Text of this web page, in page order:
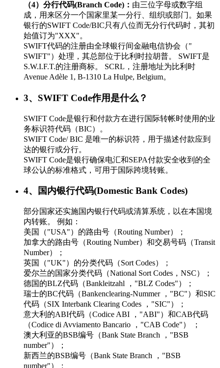
（4）分行代码(Branch Code)： 由三位字母或数字组
成，用来区分一个国家里某一分行、组织或部门。如果
银行的SWIFT Code/BIC只有八位而无分行代码时，其初
始值订为"XXX"。
SWIFT代码的注册由全球银行间金融电信协会（"
SWIFT"）处理，其总部位于比利时拉胡普。 SWIFT是
S.W.I.F.T.的注册商标。 SCRL，注册地址为比利时
Avenue Adèle 1, B-1310 La Hulpe, Belgium。
3、SWIFT Code作用是什么？
SWIFT Code是银行和付款方在进行国际转帐时使用的业
务标识符代码（BIC）。
SWIFT Code/ BIC 是唯一的标识符，用于描述付款应到
达的银行或分行。
SWIFT Code是银行确保电汇和SEPA付款安全收到的全
球公认的标准格式，可用于国际跨境转账。
4、国内银行代码(Domestic Bank Codes)
部分国家还实施国内银行代码或清算系统，以在本国境
内转账。 例如：
美国（"USA"）的路由号（Routing Number）；
加拿大的路由号（Routing Number）和交易号码（Transit
Number）；
英国（"UK"）的分类代码（Sort Codes）；
爱尔兰的国家分类代码（National Sort Codes，NSC）；
德国的BLZ代码（Bankleitzahl ，"BLZ Codes"）；
瑞士的BC代码（Bankenclearing-Nummer ，"BC"）和SIC
代码（SIX Interbank Clearing Codes ，"SIC"）；
意大利的ABI代码（Codice ABI ，"ABI"）和CAB代码
（Codice di Avviamento Bancario ，"CAB Code"） ；
澳大利亚的BSB编号（Bank State Branch ，"BSB
number"）；
新西兰的BSB编号（Bank State Branch ，"BSB
number"）；